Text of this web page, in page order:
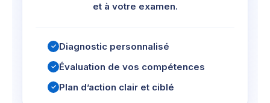
et à votre examen.
✓ Diagnostic personnalisé
✓ Évaluation de vos compétences
✓ Plan d’action clair et ciblé